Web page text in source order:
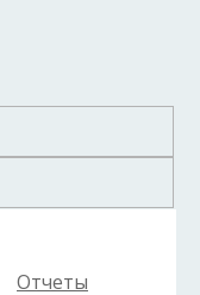
Отчеты